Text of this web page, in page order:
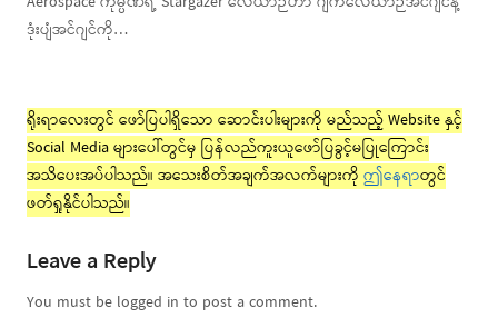
ဒုံးပျံအင်ဂျင်ကို…
ရိုးရာလေးတွင် ဖော်ပြပါရှိသော ဆောင်းပါးများကို မည်သည့် Website နှင့်
Social Media များပေါ်တွင်မှ ပြန်လည်ကူးယူဖော်ပြခွင့်မပြုကြောင်း
အသိပေးအပ်ပါသည်။ အသေးစိတ်အချက်အလက်များကို ဤနေရာတွင်
ဖတ်ရှုနိုင်ပါသည်။
Leave a Reply
You must be logged in to post a comment.